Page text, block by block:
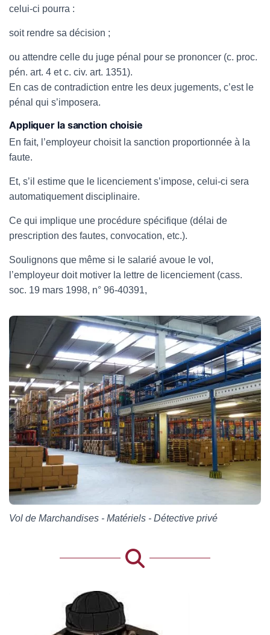
celui-ci pourra :
soit rendre sa décision ;
ou attendre celle du juge pénal pour se prononcer (c. proc.
pén. art. 4 et c. civ. art. 1351).
En cas de contradiction entre les deux jugements, c’est le
pénal qui s’imposera.
Appliquer la sanction choisie
En fait, l’employeur choisit la sanction proportionnée à la
faute.
Et, s’il estime que le licenciement s’impose, celui-ci sera
automatiquement disciplinaire.
Ce qui implique une procédure spécifique (délai de
prescription des fautes, convocation, etc.).
Soulignons que même si le salarié avoue le vol,
l’employeur doit motiver la lettre de licenciement (cass.
soc. 19 mars 1998, n° 96-40391,
Vol de Marchandises - Matériels - Détective privé